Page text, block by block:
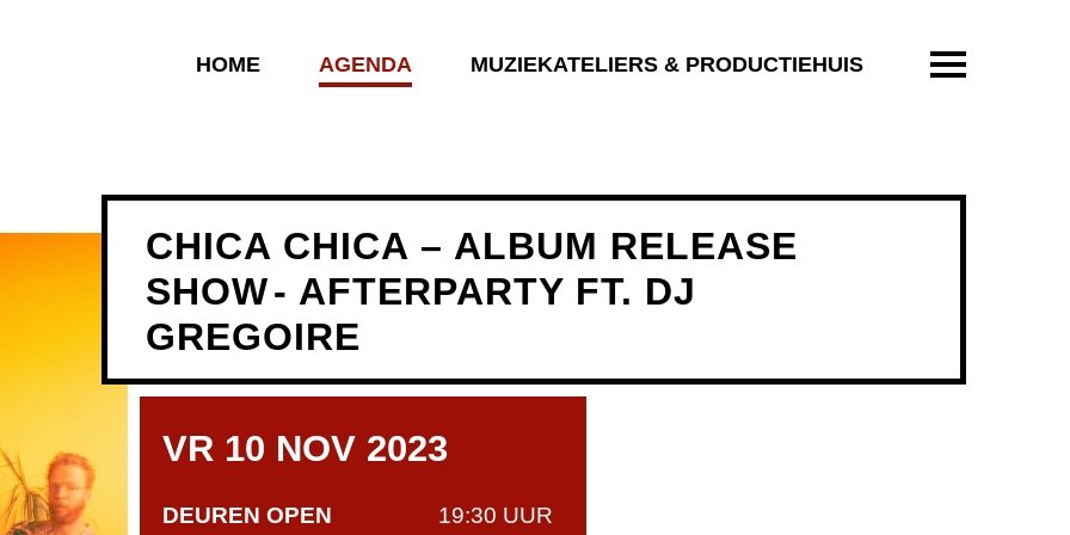
HOME AGENDA MUZIEKATELIERS & PRODUCTIEHUIS ENTER OM
CHICA CHICA – ALBUM RELEASE
SHOW- AFTERPARTY FT. DJ
GREGOIRE
VR 10 NOV 2023
DEUREN OPEN
19:30 UUR